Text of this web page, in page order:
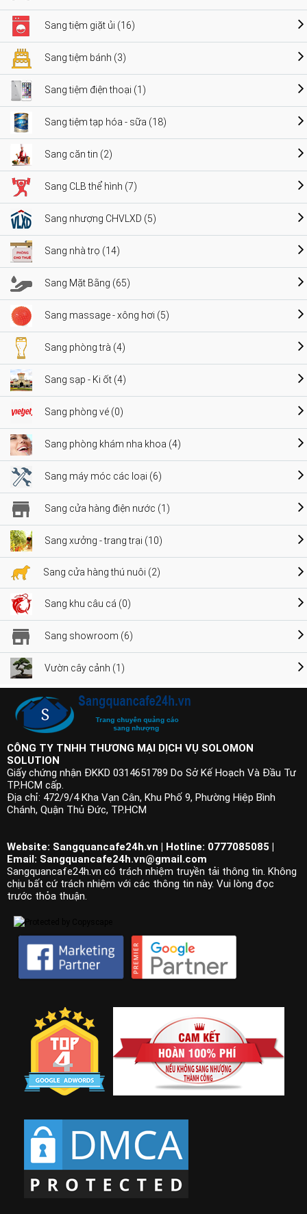
Sang tiệm giặt ủi (16)
Sang tiệm bánh (3)
Sang tiệm điện thoại (1)
Sang tiệm tạp hóa - sữa (18)
Sang căn tin (2)
Sang CLB thể hình (7)
Sang nhượng CHVLXD (5)
Sang nhà trọ (14)
Sang Mặt Bằng (65)
Sang massage - xông hơi (5)
Sang phòng trà (4)
Sang sạp - Ki ốt (4)
Sang phòng vé (0)
Sang phòng khám nha khoa (4)
Sang máy móc các loại (6)
Sang cửa hàng điện nước (1)
Sang xưởng - trang trại (10)
Sang cửa hàng thú nuôi (2)
Sang khu câu cá (0)
Sang showroom (6)
Vườn cây cảnh (1)
CÔNG TY TNHH THƯƠNG MẠI DỊCH VỤ SOLOMON
SOLUTION
Giấy chứng nhận ĐKKD 0314651789 Do Sở Kế Hoạch Và Đầu Tư
TP.HCM cấp.
Địa chỉ: 472/9/4 Kha Vạn Cân, Khu Phố 9, Phường Hiệp Bình
Chánh, Quận Thủ Đức, TP.HCM
Website: Sangquancafe24h.vn | Hotline: 0777085085 |
Email: Sangquancafe24h.vn@gmail.com
Sangquancafe24h.vn có trách nhiệm truyền tải thông tin. Không
chịu bất cứ trách nhiệm với các thông tin này. Vui lòng đọc
trước thỏa thuận.